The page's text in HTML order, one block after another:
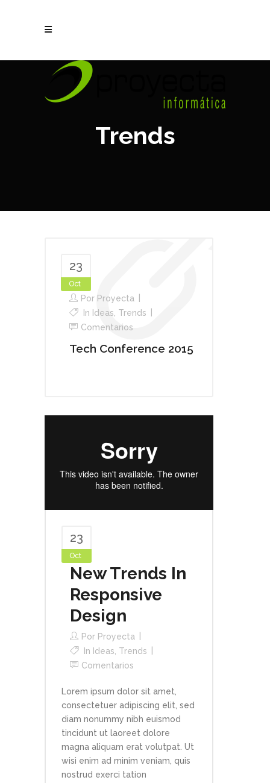
Trends
23
Oct
Por Proyecta
In Ideas Trends
Comentarios
Tech Conference 2015
23
Oct
New Trends In
Responsive
Design
Por Proyecta
In Ideas, Trends
Comentarios
Lorem ipsum dolor sit amet,
consectetuer adipiscing elit, sed
diam nonummy nibh euismod
tincidunt ut laoreet dolore
magna aliquam erat volutpat. Ut
wisi enim ad minim veniam, quis
nostrud exerci tation